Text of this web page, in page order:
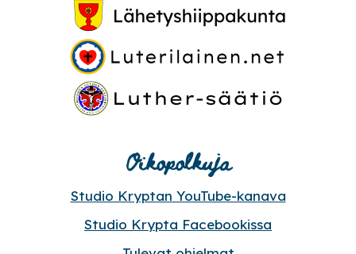
Oikopolkuja
Studio Kryptan YouTube-kanava
Studio Krypta Facebookissa